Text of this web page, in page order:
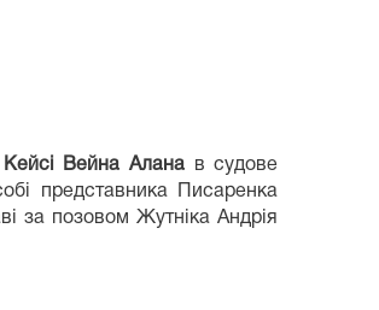
Кейсі Вейна Алана
в судове
представника Писаренка
за позовом Жутніка Андрія